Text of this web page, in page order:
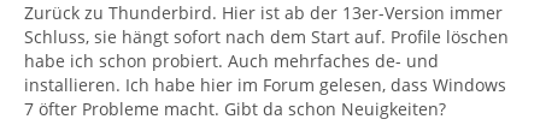
Zurück zu Thunderbird. Hier ist ab der 13er-Version immer
Schluss, sie hängt sofort nach dem Start auf. Profile löschen
habe ich schon probiert. Auch mehrfaches de- und
installieren. Ich habe hier im Forum gelesen, dass Windows
7 öfter Probleme macht. Gibt da schon Neuigkeiten?